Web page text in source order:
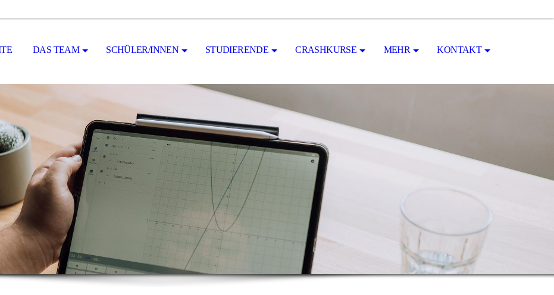
DAS TEAM SCHÜLER/INNEN STUDIERENDE CRASHKURSE MEHR KONTAKT